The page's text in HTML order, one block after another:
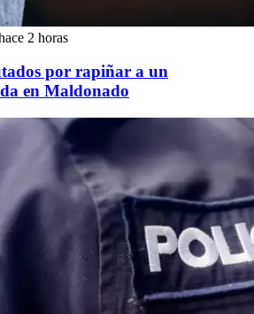
2 horas
por rapiñar a un
en Maldonado